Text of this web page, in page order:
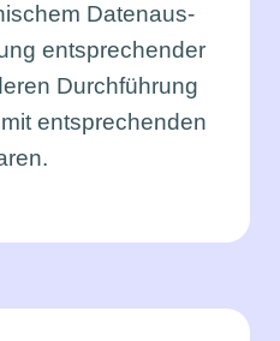
Daten­aus­
ent­spre­chen­der
Durch­füh­rung
ent­spre­chen­den